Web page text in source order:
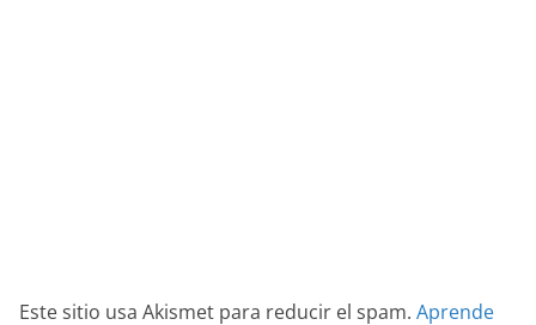
Este sitio usa Akismet para reducir el spam. Aprende